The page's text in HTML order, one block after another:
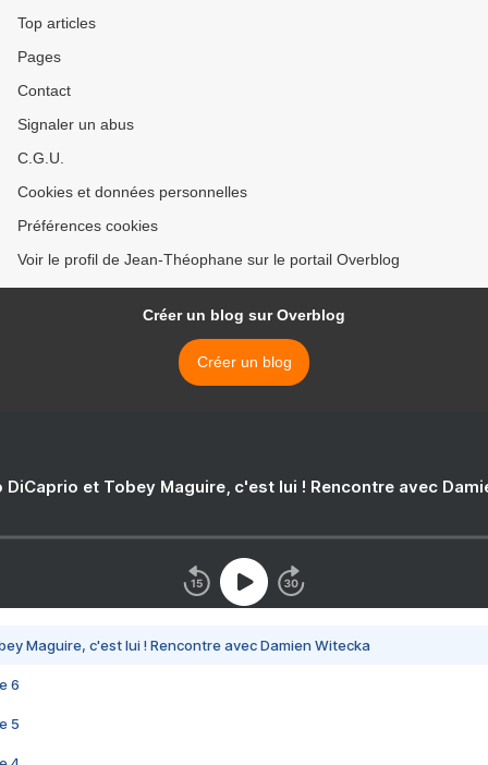
Top articles
Pages
Contact
Signaler un abus
C.G.U.
Cookies et données personnelles
Préférences cookies
Voir le profil de Jean-Théophane sur le portail Overblog
Créer un blog sur Overblog
Créer un blog
DiCaprio et Tobey Maguire, c'est lui ! Rencontre avec
Maguire, c'est lui ! Rencontre avec Damien Witecka
6
5